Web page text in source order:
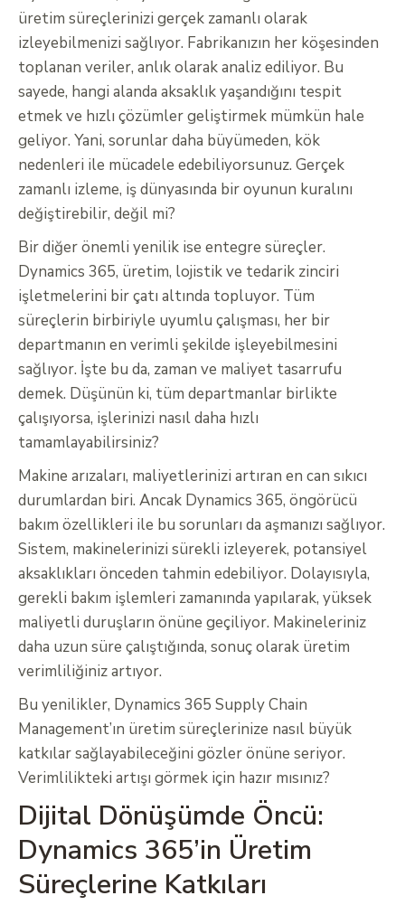
üretim süreçlerinizi gerçek zamanlı olarak
izleyebilmenizi sağlıyor. Fabrikanızın her köşesinden
toplanan veriler, anlık olarak analiz ediliyor. Bu
sayede, hangi alanda aksaklık yaşandığını tespit
etmek ve hızlı çözümler geliştirmek mümkün hale
geliyor. Yani, sorunlar daha büyümeden, kök
nedenleri ile mücadele edebiliyorsunuz. Gerçek
zamanlı izleme, iş dünyasında bir oyunun kuralını
değiştirebilir, değil mi?
Bir diğer önemli yenilik ise entegre süreçler.
Dynamics 365, üretim, lojistik ve tedarik zinciri
işletmelerini bir çatı altında topluyor. Tüm
süreçlerin birbiriyle uyumlu çalışması, her bir
departmanın en verimli şekilde işleyebilmesini
sağlıyor. İşte bu da, zaman ve maliyet tasarrufu
demek. Düşünün ki, tüm departmanlar birlikte
çalışıyorsa, işlerinizi nasıl daha hızlı
tamamlayabilirsiniz?
Makine arızaları, maliyetlerinizi artıran en can sıkıcı
durumlardan biri. Ancak Dynamics 365, öngörücü
bakım özellikleri ile bu sorunları da aşmanızı sağlıyor.
Sistem, makinelerinizi sürekli izleyerek, potansiyel
aksaklıkları önceden tahmin edebiliyor. Dolayısıyla,
gerekli bakım işlemleri zamanında yapılarak, yüksek
maliyetli duruşların önüne geçiliyor. Makineleriniz
daha uzun süre çalıştığında, sonuç olarak üretim
verimliliğiniz artıyor.
Bu yenilikler, Dynamics 365 Supply Chain
Management’ın üretim süreçlerinize nasıl büyük
katkılar sağlayabileceğini gözler önüne seriyor.
Verimlilikteki artışı görmek için hazır mısınız?
Dijital Dönüşümde Öncü:
Dynamics 365’in Üretim
Süreçlerine Katkıları